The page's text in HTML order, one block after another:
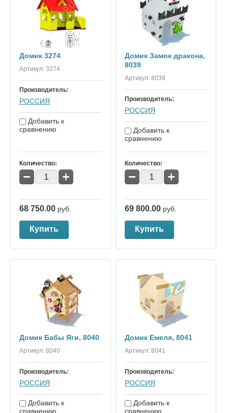
Домик 3274
Артикул: 3274
Производитель:
РОССИЯ
Добавить к
сравнению
Количество:
− +
68 750.00 руб.
Купить
Домик Замок дракона,
8039
Артикул:8039
Производитель:
РОССИЯ
Добавить к
сравнению
Количество:
− +
69 800.00 руб.
Купить
Домик Бабы Яги, 8040
Артикул: 8040
Производитель:
РОССИЯ
Добавить к
сравнению
Домик Емеля, 8041
Артикул:8041
Производитель:
РОССИЯ
Добавить к
сравнению